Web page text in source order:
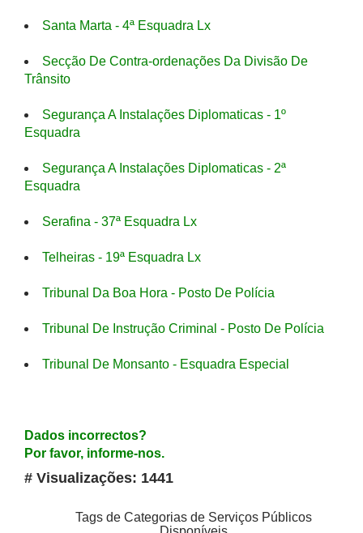
Santa Marta - 4ª Esquadra Lx
Secção De Contra-ordenações Da Divisão De
Trânsito
Segurança A Instalações Diplomaticas - 1º
Esquadra
Segurança A Instalações Diplomaticas - 2ª
Esquadra
Serafina - 37ª Esquadra Lx
Telheiras - 19ª Esquadra Lx
Tribunal Da Boa Hora - Posto De Polícia
Tribunal De Instrução Criminal - Posto De Polícia
Tribunal De Monsanto - Esquadra Especial
Dados incorrectos?
Por favor, informe-nos.
# Visualizações: 1441
Tags de Categorias de Serviços Públicos